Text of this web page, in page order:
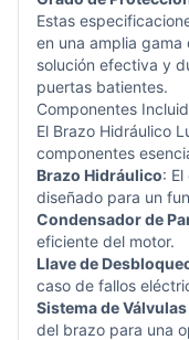
Estas
en una amplia
solución efectiva y
puertas batientes.
Componentes
El Brazo Hidráulico
componentes
Brazo Hidráulico:
diseñado para un
Condensador de
eficiente del motor.
Llave de
caso de fallos
Sistema de
del brazo para una